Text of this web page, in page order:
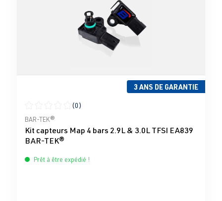
3 ANS DE GARANTIE
Note moyenne de 0 sur 5 étoiles
(0)
BAR-TEK®
Kit capteurs Map 4 bars 2.9L & 3.0L TFSI EA839
BAR-TEK®
Prêt à être expédié !